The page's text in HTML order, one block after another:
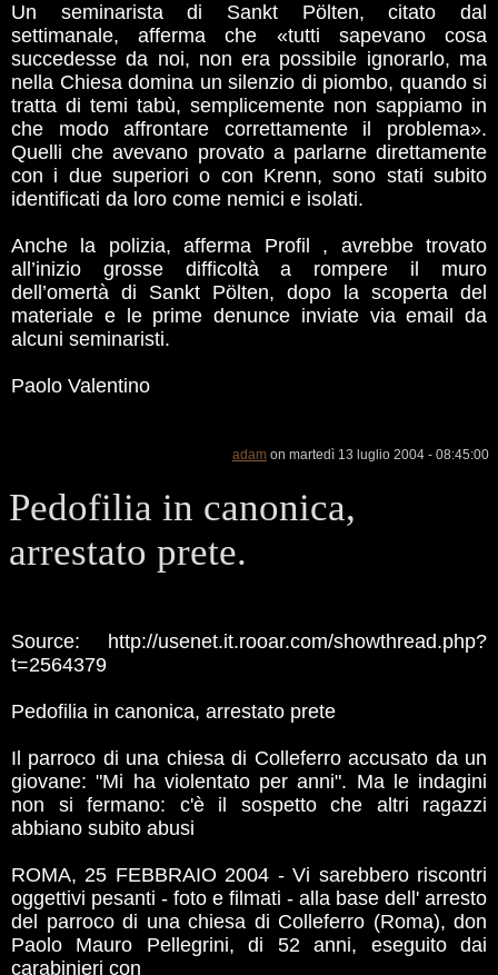
Un seminarista di Sankt Pölten, citato dal
settimanale, afferma che «tutti sapevano cosa
succedesse da noi, non era possibile ignorarlo, ma
nella Chiesa domina un silenzio di piombo, quando si
tratta di temi tabù, semplicemente non sappiamo in
che modo affrontare correttamente il problema».
Quelli che avevano provato a parlarne direttamente
con i due superiori o con Krenn, sono stati subito
identificati da loro come nemici e isolati.
Anche la polizia, afferma Profil , avrebbe trovato
all’inizio grosse difficoltà a rompere il muro
dell’omertà di Sankt Pölten, dopo la scoperta del
materiale e le prime denunce inviate via email da
alcuni seminaristi.
Paolo Valentino
adam on martedì 13 luglio 2004 - 08:45:00
Pedofilia in canonica,
arrestato prete.
Source: http://usenet.it.rooar.com/showthread.php?
t=2564379
Pedofilia in canonica, arrestato prete
Il parroco di una chiesa di Colleferro accusato da un
giovane: "Mi ha violentato per anni". Ma le indagini
non si fermano: c'è il sospetto che altri ragazzi
abbiano subito abusi
ROMA, 25 FEBBRAIO 2004 - Vi sarebbero riscontri
oggettivi pesanti - foto e filmati - alla base dell' arresto
del parroco di una chiesa di Colleferro (Roma), don
Paolo Mauro Pellegrini, di 52 anni, eseguito dai
carabinieri con